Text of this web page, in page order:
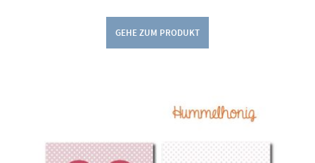
GEHE ZUM PRODUKT